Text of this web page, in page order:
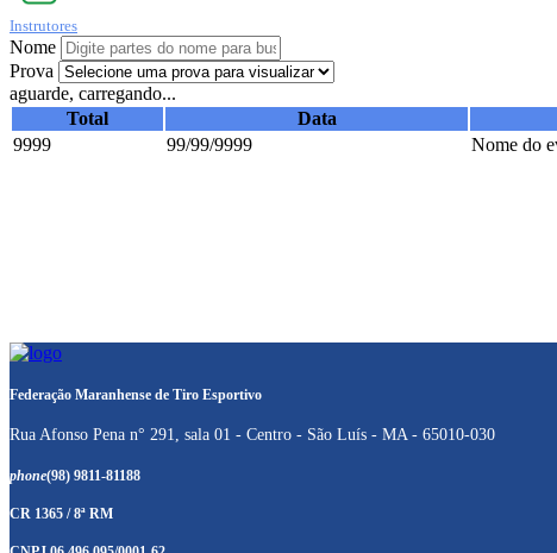
Instrutores
Nome
Prova
aguarde, carregando...
Total
Data
9999
99/99/9999 Nome do
Federação Maranhense de Tiro Esportivo
Rua Afonso Pena n° 291, sala 01 - Centro - São Luís - MA - 65010-030
phone(98) 9811-81188
CR 1365 / 8ª RM